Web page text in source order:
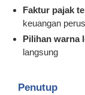
Faktur pajak
keuangan
Pilihan warna
langsung
Penutup